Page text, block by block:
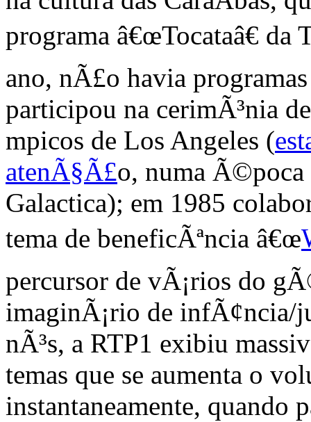
programa â€œTocataâ€
ano, nÃ£o havia
participou na cerimÃ³nia
mpicos de Los Angeles (
atenÃ§Ã£o, numa
Galactica); em 1985
tema de beneficÃªncia â€œ
percursor de vÃ¡rios do
imaginÃ¡rio de infÃ¢ncia/
nÃ³s, a RTP1 exibiu
temas que se aumenta o
instantaneamente, quando